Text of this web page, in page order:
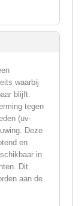
waarbij
blijft.
tegen
(uv-
Deze
en
in
Dit
aan de